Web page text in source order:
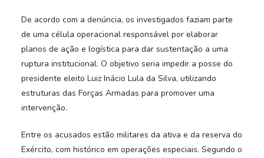
De acordo com a denúncia, os investigados faziam parte
de uma célula operacional responsável por elaborar
planos de ação e logística para dar sustentação a uma
ruptura institucional. O objetivo seria impedir a posse do
presidente eleito Luiz Inácio Lula da Silva, utilizando
estruturas das Forças Armadas para promover uma
intervenção.
Entre os acusados estão militares da ativa e da reserva do
Exército, com histórico em operações especiais. Segundo o